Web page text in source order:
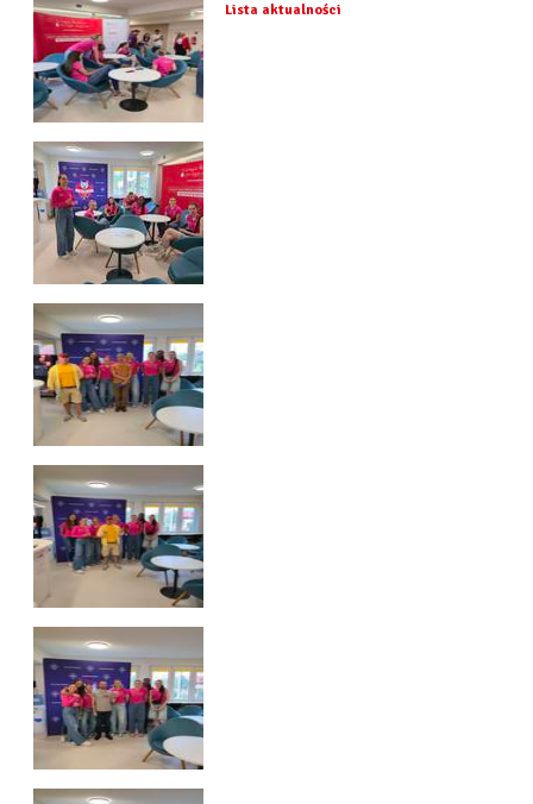
Lista aktualności